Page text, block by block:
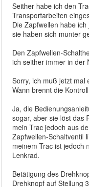
Seither habe ich den
Transportarbeiten
Die Zapfwellen habe
sie haben sich munter
Den Zapfwellen-
ich seither immer in der
Sorry, ich muß jetzt
Wann brennt die
Ja, die
sogar, aber sie löst das
mein Trac jedoch aus
Zapfwellen-Schaltventil
meinem Trac ist jedoch
Lenkrad.
Betätigung des
Drehknopf auf Stellung